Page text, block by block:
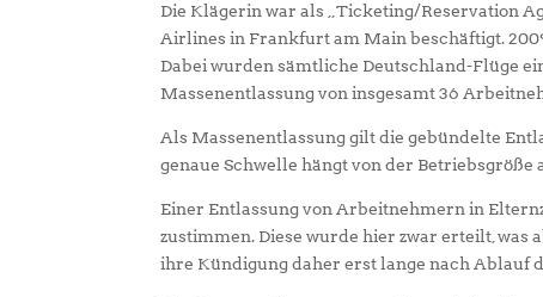
Die Klägerin war als „Ticketing/Reservation
Airlines in Frankfurt am Main beschäftigt.
Dabei wurden sämtliche Deutschland-Flüge
Massenentlassung von insgesamt 36
Als Massenentlassung gilt die gebündelte
genaue Schwelle hängt von der Betriebsgröße
Einer Entlassung von Arbeitnehmern in
zustimmen. Diese wurde hier zwar erteilt,
ihre Kündigung daher erst lange nach Ablauf